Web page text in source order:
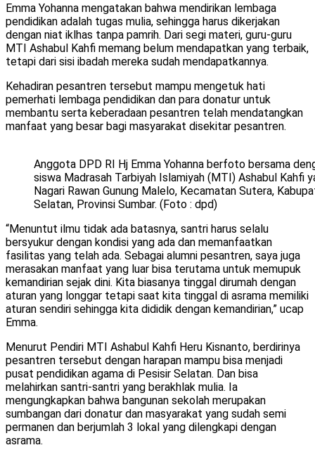
Emma Yohanna mengatakan bahwa mendirikan lembaga
pendidikan adalah tugas mulia, sehingga harus dikerjakan
dengan niat iklhas tanpa pamrih. Dari segi materi, guru-guru
MTI Ashabul Kahfi memang belum mendapatkan yang terbaik,
tetapi dari sisi ibadah mereka sudah mendapatkannya.
Kehadiran pesantren tersebut mampu mengetuk hati
pemerhati lembaga pendidikan dan para donatur untuk
membantu serta keberadaan pesantren telah mendatangkan
manfaat yang besar bagi masyarakat disekitar pesantren.
Anggota DPD RI Hj Emma Yohanna berfoto bersama
siswa Madrasah Tarbiyah Islamiyah (MTI) Ashabul Kahfi
Nagari Rawan Gunung Malelo, Kecamatan Sutera,
Selatan, Provinsi Sumbar. (Foto : dpd)
“Menuntut ilmu tidak ada batasnya, santri harus selalu
bersyukur dengan kondisi yang ada dan memanfaatkan
fasilitas yang telah ada. Sebagai alumni pesantren, saya juga
merasakan manfaat yang luar bisa terutama untuk memupuk
kemandirian sejak dini. Kita biasanya tinggal dirumah dengan
aturan yang longgar tetapi saat kita tinggal di asrama memiliki
aturan sendiri sehingga kita dididik dengan kemandirian,” ucap
Emma.
Menurut Pendiri MTI Ashabul Kahfi Heru Kisnanto, berdirinya
pesantren tersebut dengan harapan mampu bisa menjadi
pusat pendidikan agama di Pesisir Selatan. Dan bisa
melahirkan santri-santri yang berakhlak mulia. Ia
mengungkapkan bahwa bangunan sekolah merupakan
sumbangan dari donatur dan masyarakat yang sudah semi
permanen dan berjumlah 3 lokal yang dilengkapi dengan
asrama.